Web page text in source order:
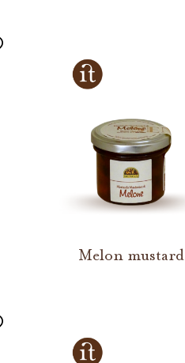
Melon mustard